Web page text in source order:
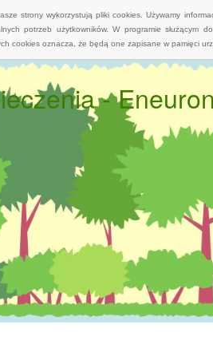
strony wykorzystują pliki cookies. Używamy
potrzeb użytkowników. W programie służącym
cookies oznacza, że będą one zapisane w pamięci
- Eneuron